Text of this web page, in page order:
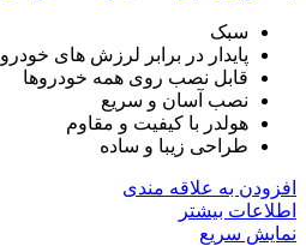
سبک
پایدار در برابر لرزش های خودرو
قابل نصب روی همه خودروها
نصب آسان و سریع
هولدر با کیفیت و مقاوم
طراحی زیبا و ساده
افزودن به علاقه مندی
اطلاعات بیشتر
نمایش سریع